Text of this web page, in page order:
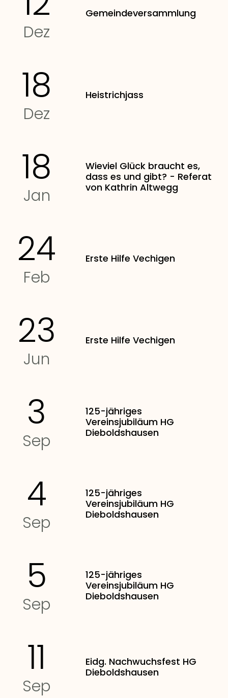
Dez
Gemeindeversammlung
18
Dez
Heistrichjass
18
Jan
Wieviel Glück braucht es,
dass es und gibt? - Referat
von Kathrin Altwegg
24
Feb
Erste Hilfe Vechigen
23
Jun
Erste Hilfe Vechigen
3
Sep
125-jähriges
Vereinsjubiläum HG
Dieboldshausen
4
Sep
125-jähriges
Vereinsjubiläum HG
Dieboldshausen
5
Sep
125-jähriges
Vereinsjubiläum HG
Dieboldshausen
11
Sep
Eidg. Nachwuchsfest HG
Dieboldshausen